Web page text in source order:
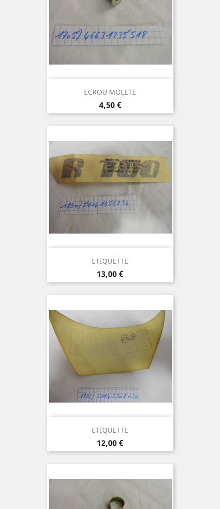
ECROU MOLETE
Prix
4,50 €
ETIQUETTE
Prix
13,00 €
ETIQUETTE
Prix
12,00 €